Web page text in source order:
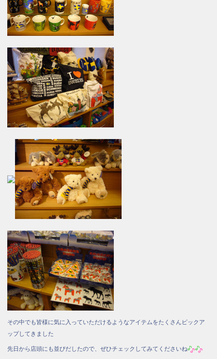
その中でも皆様に気に入っていただけるようなアイテムをたくさんピックア
ップしてきました
先日から店頭にも並びだしたので、ぜひチェックしてみてくださいね